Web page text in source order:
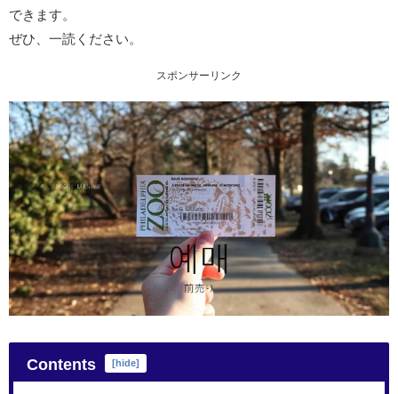
できます。
ぜひ、一読ください。
スポンサーリンク
Contents [hide]